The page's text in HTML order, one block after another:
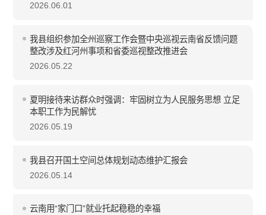
2026.06.01
我县组织参加全州巡察工作会暨中央巡视云南省反馈问题
整改涉及红河州事项和省委巡视整改推进会
2026.05.22
夏明接待来访群众时强调：牢固树立为人民服务思想 立足
本职工作为民解忧
2026.05.19
我县召开国土空间总体规划动态维护汇报会
2026.05.14
云南用“家门口”就业托起稳稳的幸福